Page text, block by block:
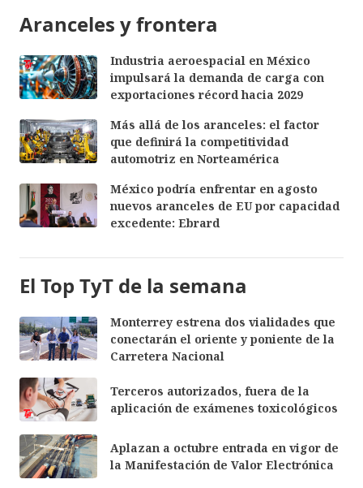
Aranceles y frontera
Industria aeroespacial en México
impulsará la demanda de carga con
exportaciones récord hacia 2029
Más allá de los aranceles: el factor
que definirá la competitividad
automotriz en Norteamérica
México podría enfrentar en agosto
nuevos aranceles de EU por capacidad
excedente: Ebrard
El Top TyT de la semana
Monterrey estrena dos vialidades que
conectarán el oriente y poniente de la
Carretera Nacional
Terceros autorizados, fuera de la
aplicación de exámenes toxicológicos
Aplazan a octubre entrada en vigor de
la Manifestación de Valor Electrónica